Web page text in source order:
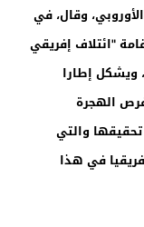
وقال، في
"ائتلاف إفريقي
ويشكل إطارا
الهجرة
تحقيقها والتي
في هذا